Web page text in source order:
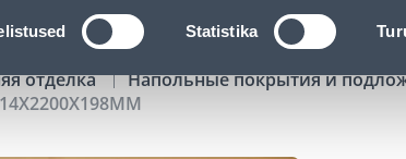
Statistika
КАТАЛОГИ АРЕНДА ИНСТРУМЕНТОВ
отделка Напольные покрытия и